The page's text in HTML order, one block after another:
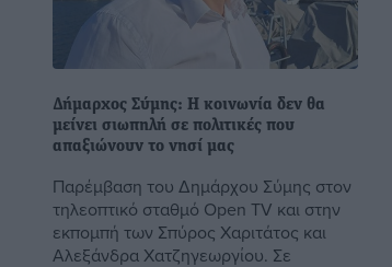
Δήμαρχος Σύμης: Η κοινωνία δεν θα
μείνει σιωπηλή σε πολιτικές που
απαξιώνουν το νησί μας
Παρέμβαση του Δημάρχου Σύμης στον
τηλεοπτικό σταθμό Open TV και στην
εκπομπή των Σπύρος Χαριτάτος και
Αλεξάνδρα Χατζηγεωργίου. Σε